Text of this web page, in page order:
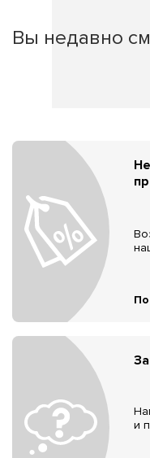
Вы недавно
и